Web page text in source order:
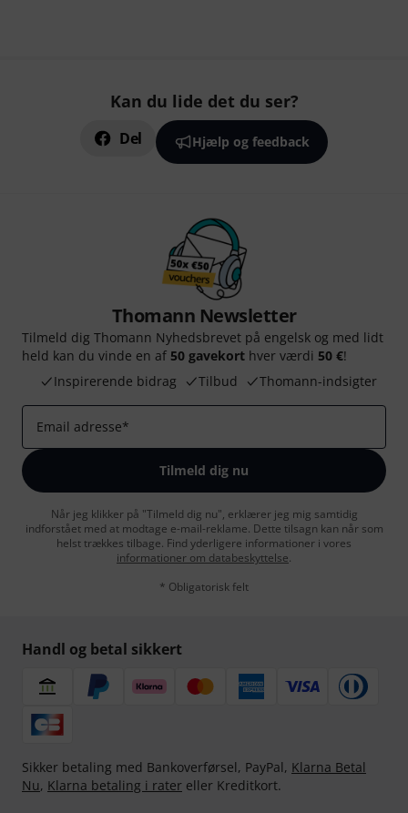
Kan du lide det du ser?
Del Hjælp og feedback
Thomann Newsletter
Tilmeld dig Thomann Nyhedsbrevet på engelsk og med lidt
held kan du vinde en af 50 gavekort hver værdi 50 €!
Inspirerende bidrag
Tilbud Thomann-indsigter
Email adresse*
Tilmeld dig nu
Når jeg klikker på "Tilmeld dig nu", erklærer jeg mig samtidig
indforstået med at modtage e-mail-reklame. Dette tilsagn kan når som
helst trækkes tilbage. Find yderligere informationer i vores
informationer om databeskyttelse.
* Obligatorisk felt
Handl og betal sikkert
Sikker betaling med Bankoverførsel, PayPal, Klarna Betal
Nu, Klarna betaling i rater eller Kreditkort.